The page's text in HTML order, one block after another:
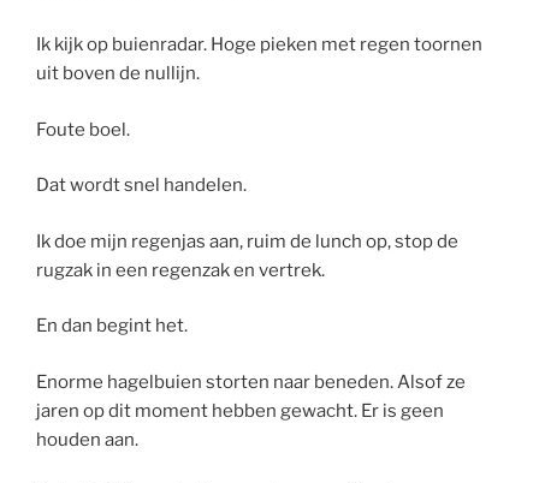
Ik kijk op buienradar. Hoge pieken met regen toornen
uit boven de nullijn.
Foute boel.
Dat wordt snel handelen.
Ik doe mijn regenjas aan, ruim de lunch op, stop de
rugzak in een regenzak en vertrek.
En dan begint het.
Enorme hagelbuien storten naar beneden. Alsof ze
jaren op dit moment hebben gewacht. Er is geen
houden aan.